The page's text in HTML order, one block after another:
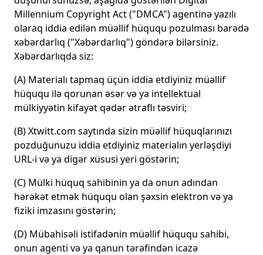
Millennium Copyright Act ("DMCA") agentinə yazılı
olaraq iddia edilən müəllif hüququ pozulması barədə
xəbərdarlıq ("Xəbərdarlıq") göndərə bilərsiniz.
Xəbərdarlıqda siz:
(A) Materialı tapmaq üçün iddia etdiyiniz müəllif
hüququ ilə qorunan əsər və ya intellektual
mülkiyyətin kifayət qədər ətraflı təsviri;
(B) Xtwitt.com saytında sizin müəllif hüquqlarınızı
pozduğunuzu iddia etdiyiniz materialın yerləşdiyi
URL-i və ya digər xüsusi yeri göstərin;
(C) Mülki hüquq sahibinin ya da onun adından
hərəkət etmək hüququ olan şəxsin elektron və ya
fiziki imzasını göstərin;
(D) Mübahisəli istifadənin müəllif hüququ sahibi,
onun agenti və ya qanun tərəfindən icazə